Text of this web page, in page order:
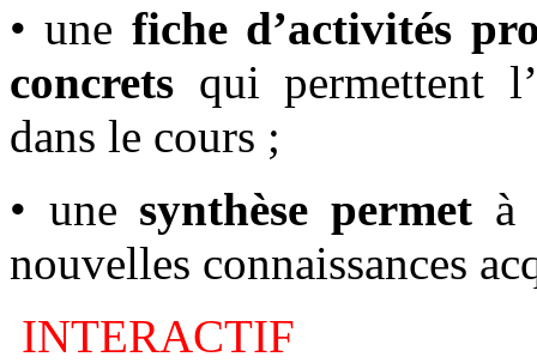
• une fiche d’activités
concrets qui permettent
dans le cours ;
• une synthèse permetà
nouvelles connaissances
INTERACTIF